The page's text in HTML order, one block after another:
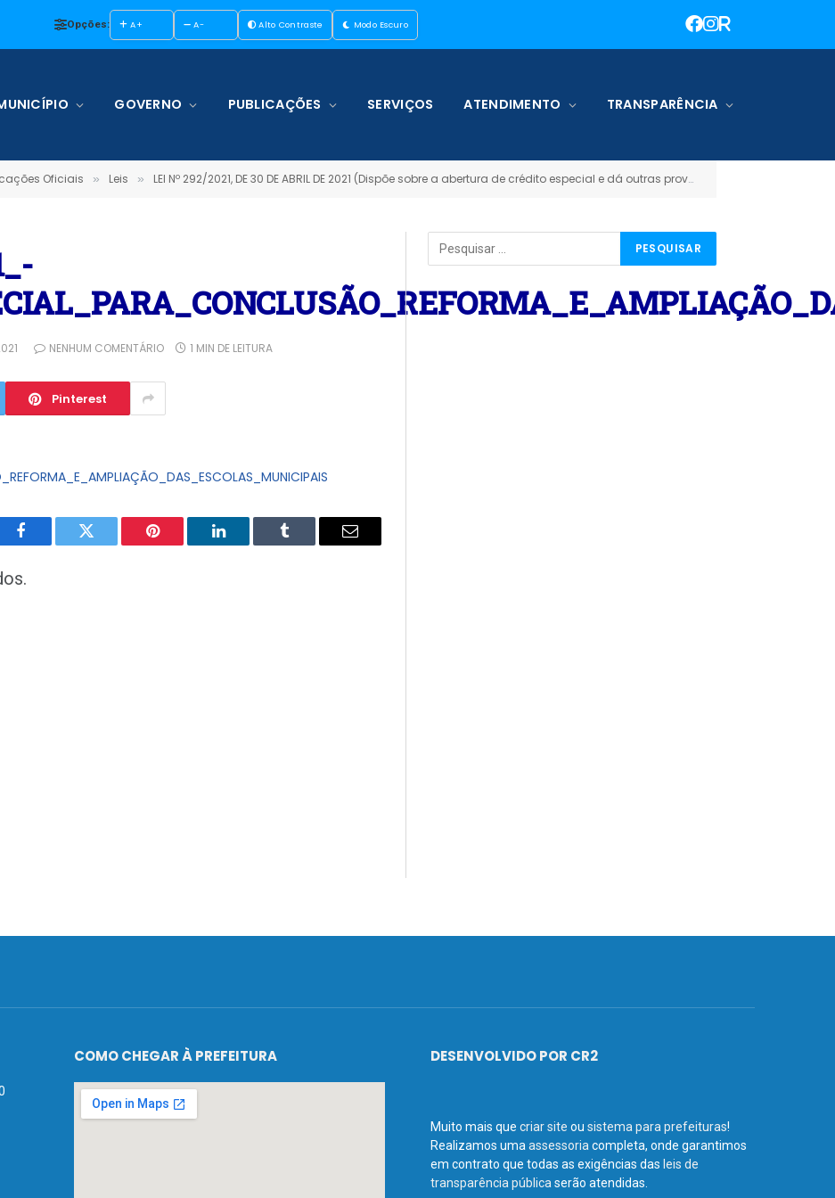
Opções: A+ A- Alto Contraste Modo Escuro
GOVERNO PUBLICAÇÕES SERVIÇOS ATENDIMENTO TRANSPARÊNCIA
Oficiais » Leis » LEI Nº 292/2021, DE 30 DE ABRIL DE 2021 (Dispõe sobre a abertura de crédito especial e dá outras providências)
NENHUM COMENTÁRIO 1 MIN DE LEITURA
Pinterest
Facebook Twitter Pinterest LinkedIn Tumblr
E-
COMO CHEGAR À PREFEITURA DESENVOLVIDO POR CR2
Muito mais que criar site ou sistema para prefeituras!
Realizamos uma assessoria completa, onde garantimos
em contrato que todas as exigências das leis de
transparência pública serão atendidas.